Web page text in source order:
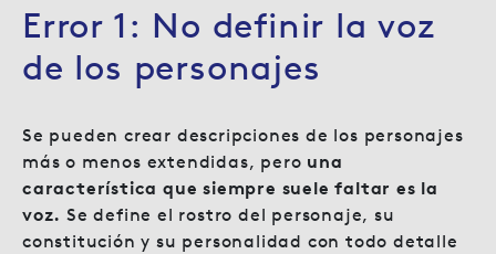
Error 1: No definir la voz
de los personajes
Se pueden crear descripciones de los personajes
más o menos extendidas, pero una
característica que siempre suele faltar es la
voz. Se define el rostro del personaje, su
constitución y su personalidad con todo detalle